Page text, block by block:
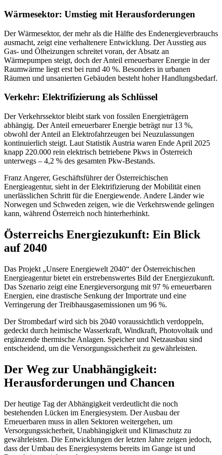
Wärmesektor: Umstieg mit Herausforderungen
Der Wärmesektor, der mehr als die Hälfte des Endenergieverbrauchs
ausmacht, zeigt eine verhaltenere Entwicklung. Der Ausstieg aus
Gas- und Ölheizungen schreitet voran, der Absatz an
Wärmepumpen steigt, doch der Anteil erneuerbarer Energie in der
Raumwärme liegt erst bei rund 40 %. Besonders in urbanen
Räumen und unsanierten Gebäuden besteht hoher Handlungsbedarf.
Verkehr: Elektrifizierung als Schlüssel
Der Verkehrssektor bleibt stark von fossilen Energieträgern
abhängig. Der Anteil erneuerbarer Energie beträgt nur 13 %,
obwohl der Anteil an Elektrofahrzeugen bei Neuzulassungen
kontinuierlich steigt. Laut Statistik Austria waren Ende April 2025
knapp 220.000 rein elektrisch betriebene Pkws in Österreich
unterwegs – 4,2 % des gesamten Pkw-Bestands.
Franz Angerer, Geschäftsführer der Österreichischen
Energieagentur, sieht in der Elektrifizierung der Mobilität einen
unerlässlichen Schritt für die Energiewende. Andere Länder wie
Norwegen und Schweden zeigen, wie die Verkehrswende gelingen
kann, während Österreich noch hinterherhinkt.
Österreichs Energiezukunft: Ein Blick
auf 2040
Das Projekt „Unsere Energiewelt 2040“ der Österreichischen
Energieagentur bietet ein erstrebenswertes Bild der Energiezukunft.
Das Szenario zeigt eine Energieversorgung mit 97 % erneuerbaren
Energien, eine drastische Senkung der Importrate und eine
Verringerung der Treibhausgasemissionen um 96 %.
Der Strombedarf wird sich bis 2040 voraussichtlich verdoppeln,
gedeckt durch heimische Wasserkraft, Windkraft, Photovoltaik und
ergänzende thermische Anlagen. Speicher und Netzausbau sind
entscheidend, um die Versorgungssicherheit zu gewährleisten.
Der Weg zur Unabhängigkeit:
Herausforderungen und Chancen
Der heutige Tag der Abhängigkeit verdeutlicht die noch
bestehenden Lücken im Energiesystem. Der Ausbau der
Erneuerbaren muss in allen Sektoren weitergehen, um
Versorgungssicherheit, Unabhängigkeit und Klimaschutz zu
gewährleisten. Die Entwicklungen der letzten Jahre zeigen jedoch,
dass der Umbau des Energiesystems bereits im Gange ist und